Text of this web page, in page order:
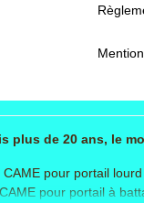
plus de 20 ans, le
pour portail
pour portail à